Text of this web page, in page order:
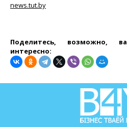
news.tut.by
Поделитесь, возможно,
интересно: